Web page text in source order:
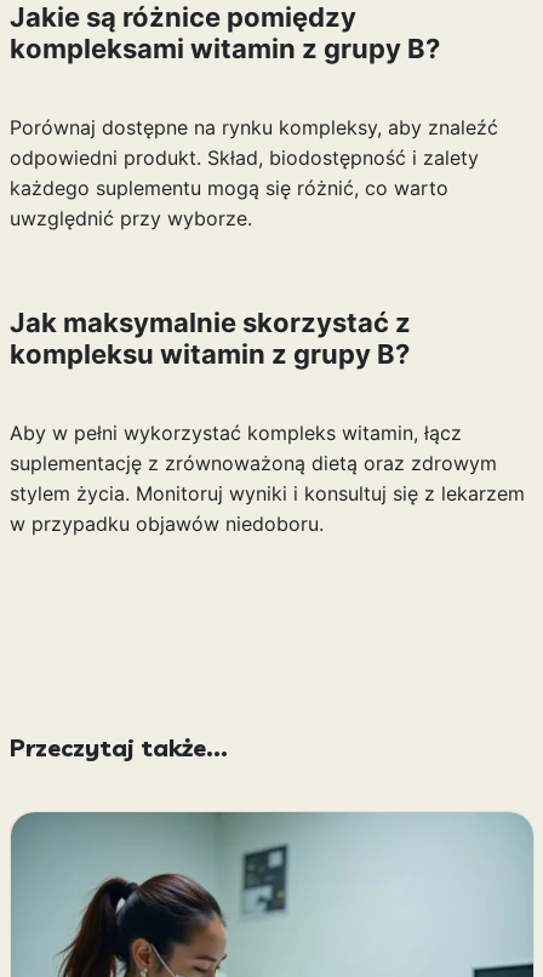
Jakie są różnice pomiędzy
kompleksami witamin z grupy B?
Porównaj dostępne na rynku kompleksy, aby znaleźć
odpowiedni produkt. Skład, biodostępność i zalety
każdego suplementu mogą się różnić, co warto
uwzględnić przy wyborze.
Jak maksymalnie skorzystać z
kompleksu witamin z grupy B?
Aby w pełni wykorzystać kompleks witamin, łącz
suplementację z zrównoważoną dietą oraz zdrowym
stylem życia. Monitoruj wyniki i konsultuj się z lekarzem
w przypadku objawów niedoboru.
Przeczytaj także...